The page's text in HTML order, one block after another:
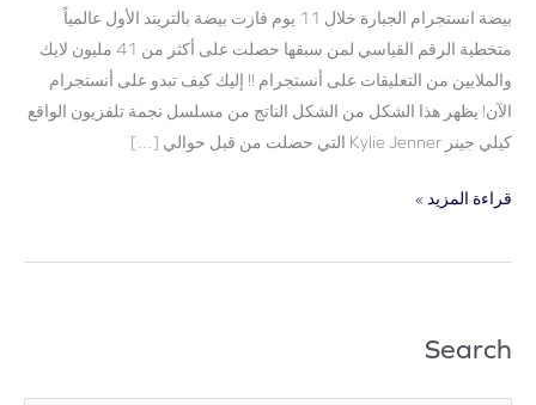
بيضة انستجرام الجبارة خلال 11 يوم فازت بيضة بالتريند الأول عالمياً
متخطية الرقم القياسي لمن سبقها حصلت على أكثر من 41 مليون لايك
والملايين من التعليقات على أنستجرام !! إليك كيف تبدو على أنستجرام
الآن! يظهر هذا الشكل من الشكل الناتج من مسلسل نجمة تلفزيون الواقع
كيلي جينر Kylie Jenner التي حصلت من قبل حوالي […]
قراءة المزيد »
Search